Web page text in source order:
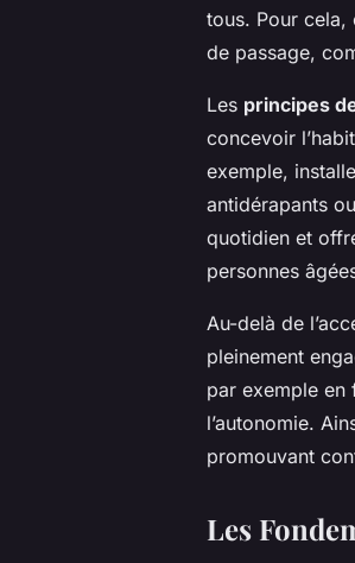
tous. Pour cela,
de passage,
Les principes
concevoir
exemple,
antidérapants
quotidien et
personnes
Au-delà de
pleinement
par exemple en
l’autonomie.
promouvant
Les